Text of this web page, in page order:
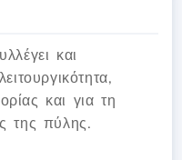
να
επίπεδο του
το αρχείο hosts
και
και για τη
της πύλης.